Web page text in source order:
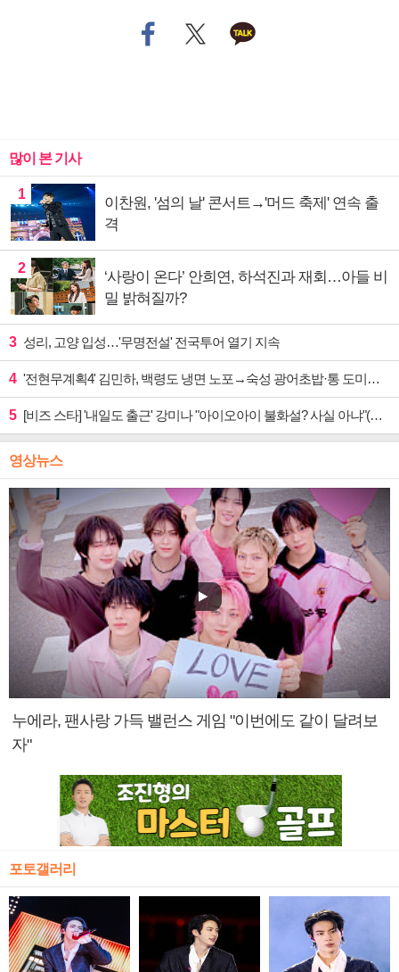
많이 본 기사
1
이찬원, '섬의 날' 콘서트→'머드 축제' 연속 출
격
2
‘사랑이 온다’ 안희연, 하석진과 재회…아들 비
밀 밝혀질까?
3 성리, 고양 입성…'무명전설' 전국투어 열기 지속
4 '전현무계획4' 김민하, 백령도 냉면 노포→숙성 광어초밥·통 도미찜 맛집 탐방
5 [비즈 스타] '내일도 출근' 강미나 "아이오아이 불화설? 사실 아냐"(인터뷰)
영상뉴스
누에라, 팬사랑 가득 밸런스 게임 "이번에도 같이 달려보
자"
포토갤러리